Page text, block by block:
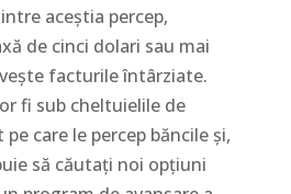
aceștia percep,
de cinci dolari sau mai
facturile întârziate.
fi sub cheltuielile de
care le percep băncile și,
să căutați noi opțiuni